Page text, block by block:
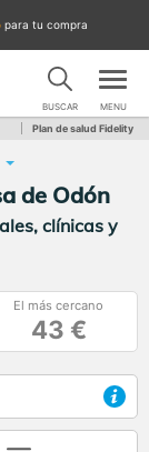
para tu compra
BUSCAR MENU
Plan de salud Fidelity
de Odón
clínicas y
El más cercano
43 €